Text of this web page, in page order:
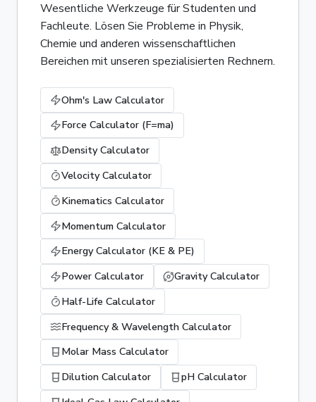
Wesentliche Werkzeuge für Studenten und
Fachleute. Lösen Sie Probleme in Physik,
Chemie und anderen wissenschaftlichen
Bereichen mit unseren spezialisierten Rechnern.
Ohm's Law Calculator
Force Calculator (F=ma)
Density Calculator
Velocity Calculator
Kinematics Calculator
Momentum Calculator
Energy Calculator (KE & PE)
Power Calculator
Gravity Calculator
Half-Life Calculator
Frequency & Wavelength Calculator
Molar Mass Calculator
Dilution Calculator
pH Calculator